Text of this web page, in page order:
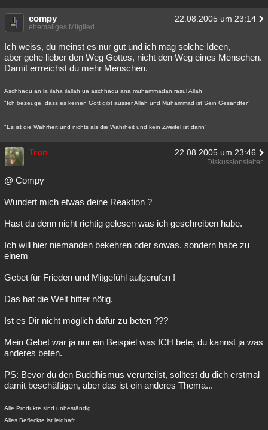
compy 22.08.2005 um 23:14
ehemaliges Mitglied
Ich weiss, du meinst es nur gut und ich mag solche Ideen,
aber gehe lieber den Weg Gottes, nicht den Weg eines Menschen.
Damit errreichst du mehr Menschen.
Aschhadu an la ilaha ilallah ua aschhadu ana muhammadan rasul Allah
"Ich bezeuge, dass es keinen Gott gibt ausser Allah und Muhammad ist Sein Gesandter"
"Es ist die Wahrheit und nichts als die Wahrheit und kein Zweifel ist darin"
Tron 22.08.2005 um 23:46
Diskussionsleiter
@ Compy
Wundert mich etwas deine Reaktion ?
Hast du denn nicht richtig gelesen was ich geschreiben habe.
Ich will hier niemanden bekehren oder sowas, sondern habe zu
einem
Gebet für Frieden und Mitgefühl aufgerufen !
Das hat die Welt bitter nötig.
Ist es Dir nicht möglich dafür zu beten ???
Mein Gebet war ja nur ein Beispiel was ICH bete, du kannst ja was
anderes beten.
PS: Bevor du den Buddhismus verurteilst, solltest du dich erstmal
damit beschäftigen, aber das ist ein anderes Thema...
Alle Produkte sind unbeständig
Alles Befleckte ist leidhaft